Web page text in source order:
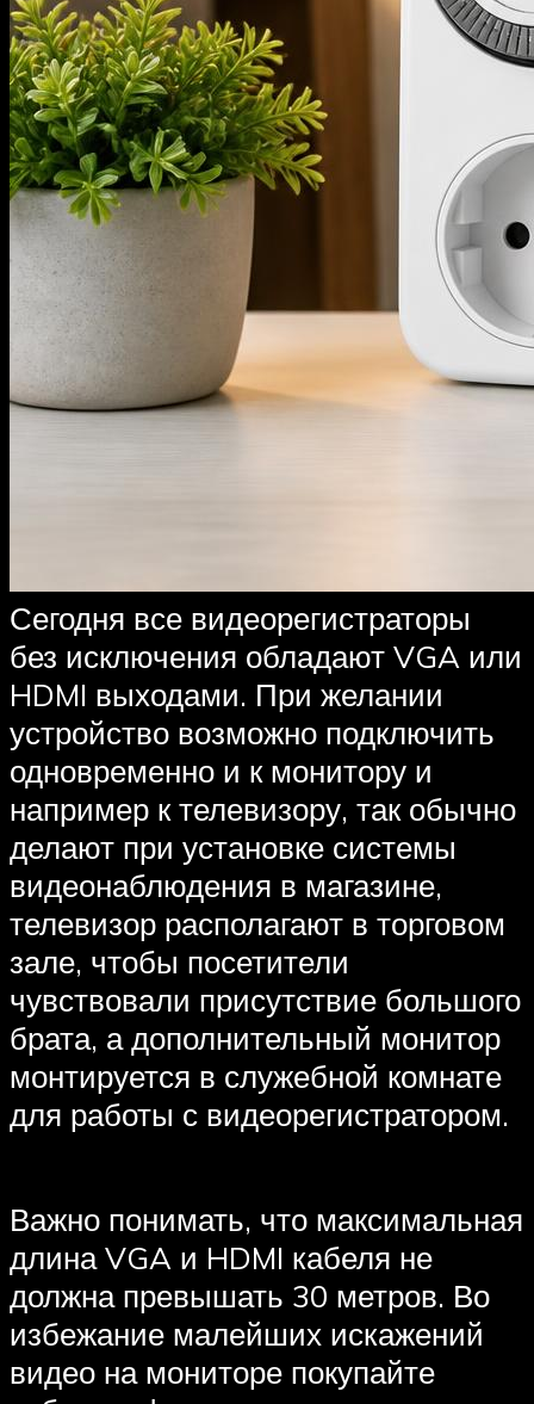
Сегодня все видеорегистраторы
без исключения обладают VGA или
HDMI выходами. При желании
устройство возможно подключить
одновременно и к монитору и
например к телевизору, так обычно
делают при установке системы
видеонаблюдения в магазине,
телевизор располагают в торговом
зале, чтобы посетители
чувствовали присутствие большого
брата, а дополнительный монитор
монтируется в служебной комнате
для работы с видеорегистратором.
Важно понимать, что максимальная
длина VGA и HDMI кабеля не
должна превышать 30 метров. Во
избежание малейших искажений
видео на мониторе покупайте